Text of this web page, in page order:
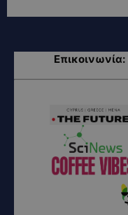
Επικοινωνία: